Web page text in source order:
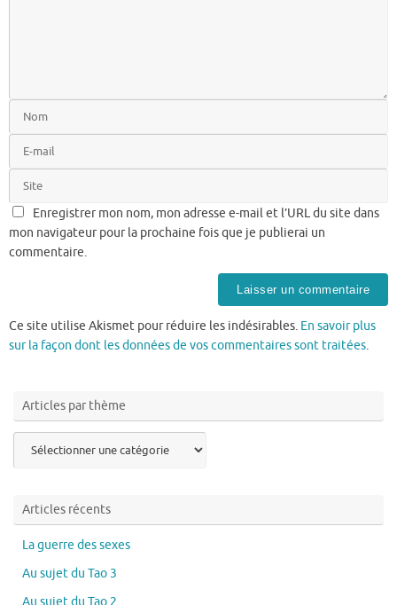
Enregistrer mon nom, mon adresse e-mail et l’URL du site dans
mon navigateur pour la prochaine fois que je publierai un
commentaire.
Ce site utilise Akismet pour réduire les indésirables. En savoir plus
sur la façon dont les données de vos commentaires sont traitées.
Articles par thème
Articles récents
La guerre des sexes
Au sujet du Tao 3